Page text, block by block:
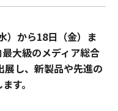
）から18日（金）ま
大級のメディア総合
し、新製品や先進の
す。